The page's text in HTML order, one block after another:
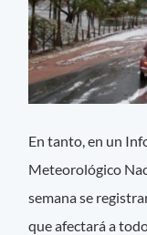
En tanto, en un
Meteorológico
semana se
que afectará a